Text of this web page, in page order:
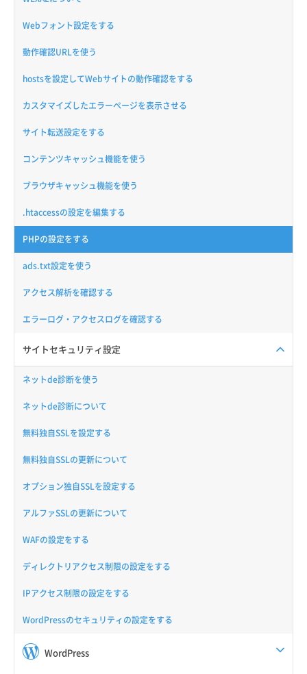
Webフォント設定をする
動作確認URLを使う
hostsを設定してWebサイトの動作確認をする
カスタマイズしたエラーページを表示させる
サイト転送設定をする
コンテンツキャッシュ機能を使う
ブラウザキャッシュ機能を使う
.htaccessの設定を編集する
PHPの設定をする
ads.txt設定を使う
アクセス解析を確認する
エラーログ・アクセスログを確認する
サイトセキュリティ設定
ネットde診断を使う
ネットde診断について
無料独自SSLを設定する
無料独自SSLの更新について
オプション独自SSLを設定する
アルファSSLの更新について
WAFの設定をする
ディレクトリアクセス制限の設定をする
IPアクセス制限の設定をする
WordPressのセキュリティの設定をする
WordPress